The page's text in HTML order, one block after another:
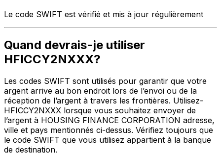
Le code SWIFT est vérifié et mis à jour régulièrement
Quand devrais-je utiliser
HFICCY2NXXX?
Les codes SWIFT sont utilisés pour garantir que votre
argent arrive au bon endroit lors de l’envoi ou de la
réception de l’argent à travers les frontières. Utilisez-
HFICCY2NXXX lorsque vous souhaitez envoyer de
l’argent à HOUSING FINANCE CORPORATION adresse,
ville et pays mentionnés ci-dessus. Vérifiez toujours que
le code SWIFT que vous utilisez appartient à la banque
de destination.